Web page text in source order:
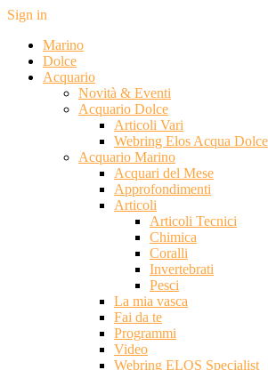
Sign in
Marino
Dolce
Acquario
Novità & Eventi
Acquario Dolce
Articoli Vari
Webring Elos Acqua Dolce
Acquario Marino
Acquari del Mese
Approfondimenti
Articoli
Articoli Tecnici
Chimica
Coralli
Invertebrati
Pesci
La mia vasca
Fai da te
Programmi
Video
Webring ELOS Specialist